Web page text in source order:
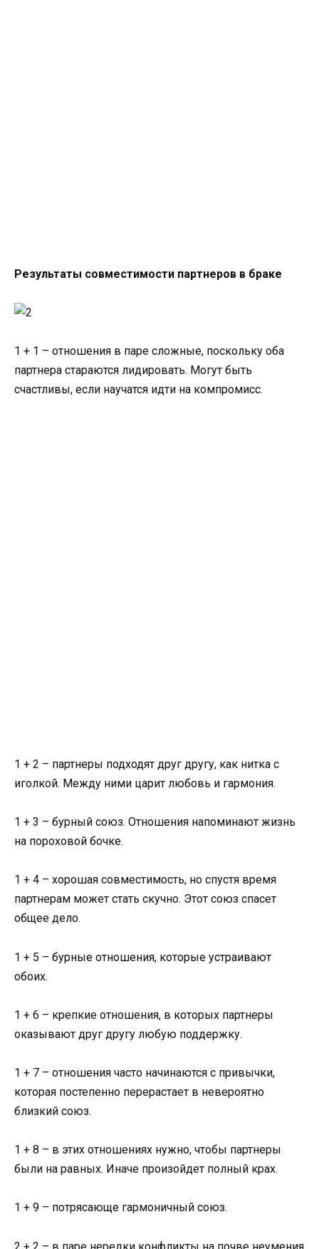
Результаты совместимости партнеров в браке
1 + 1 – отношения в паре сложные, поскольку оба
партнера стараются лидировать. Могут быть
счастливы, если научатся идти на компромисс.
1 + 2 – партнеры подходят друг другу, как нитка с
иголкой. Между ними царит любовь и гармония.
1 + 3 – бурный союз. Отношения напоминают жизнь
на пороховой бочке.
1 + 4 – хорошая совместимость, но спустя время
партнерам может стать скучно. Этот союз спасет
общее дело.
1 + 5 – бурные отношения, которые устраивают
обоих.
1 + 6 – крепкие отношения, в которых партнеры
оказывают друг другу любую поддержку.
1 + 7 – отношения часто начинаются с привычки,
которая постепенно перерастает в невероятно
близкий союз.
1 + 8 – в этих отношениях нужно, чтобы партнеры
были на равных. Иначе произойдет полный крах.
1 + 9 – потрясающе гармоничный союз.
2 + 2 – в паре нередки конфликты на почве неумения